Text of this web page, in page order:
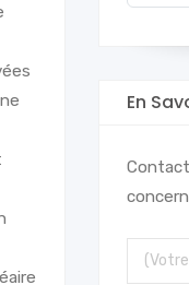
En
Votre
nom